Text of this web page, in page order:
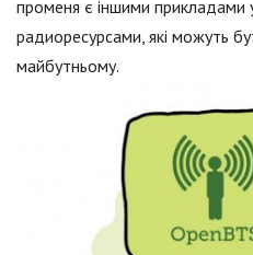
променя є іншими прикладами
радиоресурсами, які можуть
майбутньому.